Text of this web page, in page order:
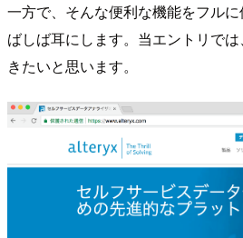
一方で、そんな便利な機能をフル
ばしば耳にします。当エントリで
きたいと思います。